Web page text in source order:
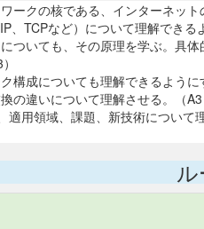
ークの核である、インターネッ
、TCPなど）について理解でき
ついても、その原理を学ぶ。具
構成についても理解できるよう
の違いについて理解させる。（
適用領域、課題、新技術について